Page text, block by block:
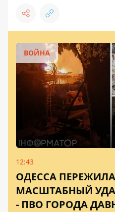
ВОЙНА
12:43
ОДЕССА
МАСШТАБНЫЙ
- ПВО ГОРОДА